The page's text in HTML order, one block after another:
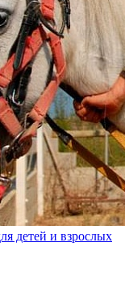
детей и взрослых